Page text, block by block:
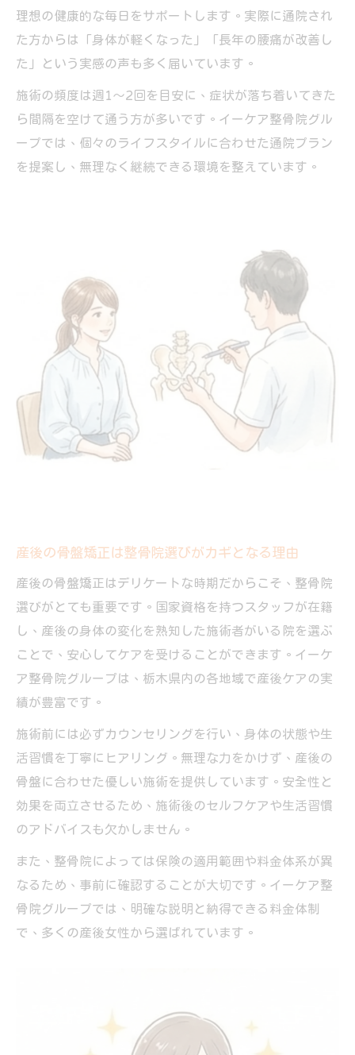
理想の健康的な毎日をサポートします。実際に通院され
た方からは「身体が軽くなった」「長年の腰痛が改善し
た」という実感の声も多く届いています。
施術の頻度は週1～2回を目安に、症状が落ち着いてきた
ら間隔を空けて通う方が多いです。イーケア整骨院グル
ープでは、個々のライフスタイルに合わせた通院プラン
を提案し、無理なく継続できる環境を整えています。
産後の骨盤矯正は整骨院選びがカギとなる理由
産後の骨盤矯正はデリケートな時期だからこそ、整骨院
選びがとても重要です。国家資格を持つスタッフが在籍
し、産後の身体の変化を熟知した施術者がいる院を選ぶ
ことで、安心してケアを受けることができます。イーケ
ア整骨院グループは、栃木県内の各地域で産後ケアの実
績が豊富です。
施術前には必ずカウンセリングを行い、身体の状態や生
活習慣を丁寧にヒアリング。無理な力をかけず、産後の
骨盤に合わせた優しい施術を提供しています。安全性と
効果を両立させるため、施術後のセルフケアや生活習慣
のアドバイスも欠かしません。
また、整骨院によっては保険の適用範囲や料金体系が異
なるため、事前に確認することが大切です。イーケア整
骨院グループでは、明確な説明と納得できる料金体制
で、多くの産後女性から選ばれています。